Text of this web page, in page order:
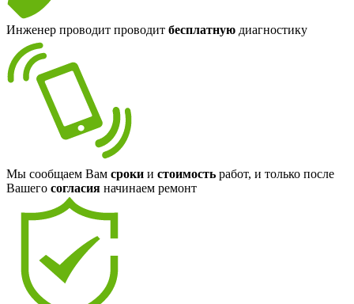
Инженер проводит проводит бесплатную диагностику
Мы сообщаем Вам сроки и стоимость работ, и только после
Вашего согласия начинаем ремонт